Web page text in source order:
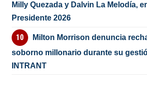
Milly Quezada y Dalvin La Melodía,
Presidente 2026
Milton Morrison denuncia
soborno millonario durante su
INTRANT